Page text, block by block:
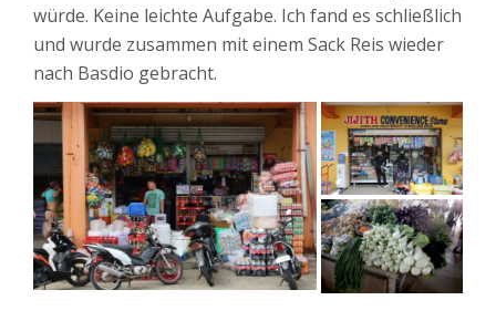
würde. Keine leichte Aufgabe. Ich fand es schließlich
und wurde zusammen mit einem Sack Reis wieder
nach Basdio gebracht.